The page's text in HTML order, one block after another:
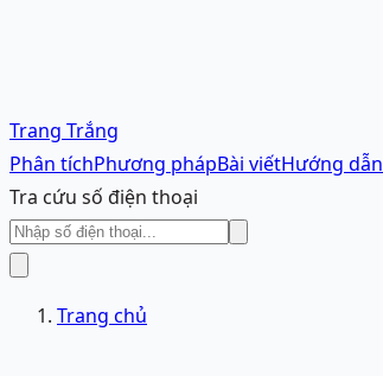
Trang Trắng
Phân tíchPhương phápBài viếtHướng dẫn
Tra cứu số điện thoại
Trang chủ